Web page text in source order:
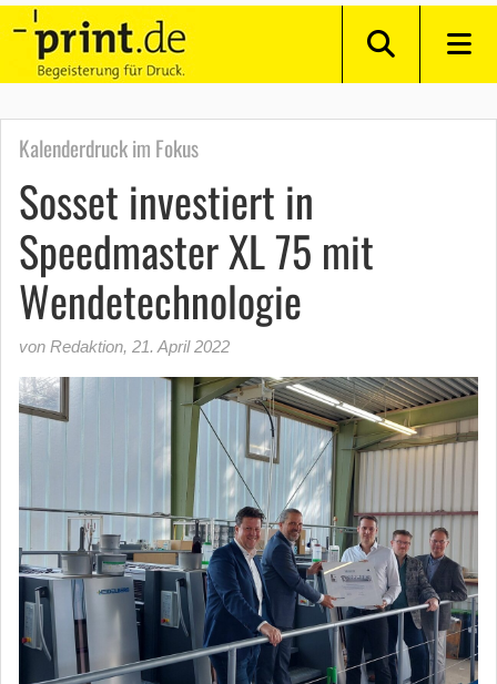
Kalenderdruck im Fokus
Sosset investiert in
Speedmaster XL 75 mit
Wendetechnologie
von Redaktion, 21. April 2022